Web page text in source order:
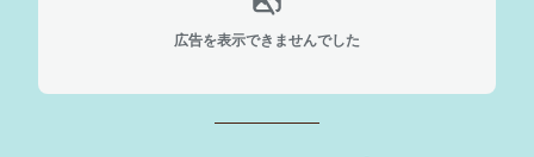
広告を表示できませんでした